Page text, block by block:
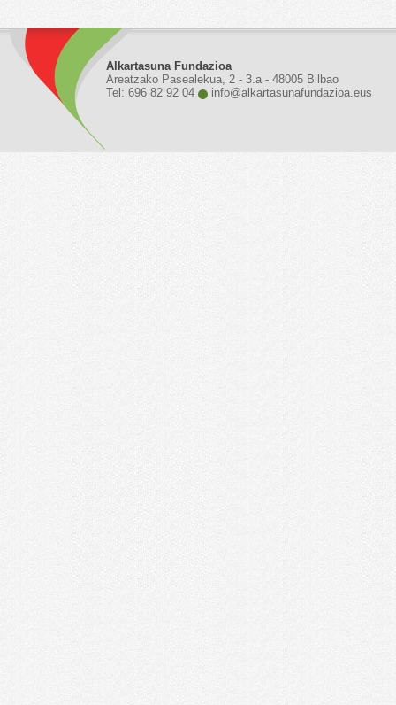
Alkartasuna Fundazioa
Areatzako Pasealekua, 2 - 3.a - 48005 Bilbao
Tel: 696 82 92 04
info@alkartasunafundazioa.eus